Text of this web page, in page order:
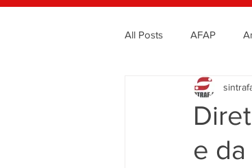
All Posts AFAP
banner grande
Em destaque Página
e